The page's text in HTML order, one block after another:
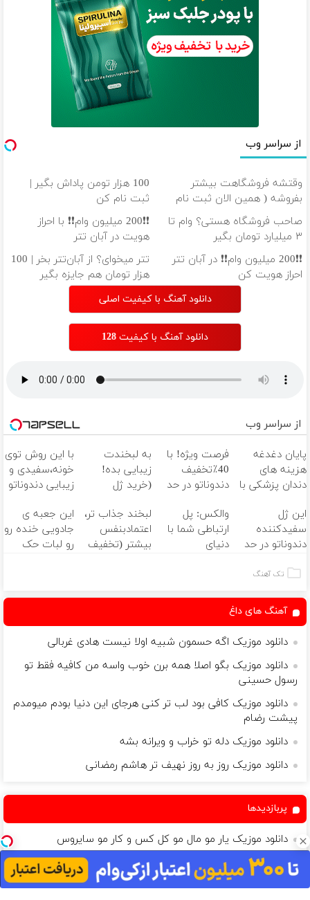
از سراسر وب
وقتشه فروشگاهت بیشتر
بفروشه ( همین الان ثبت نام
کن )
100 هزار تومن پاداش بگیر |
ثبت نام کن
صاحب فروشگاه هستی؟ وام تا
۳ میلیارد تومان بگیر
❗❗200 میلیون وام❗❗ با احراز
هویت در آبان تتر
❗❗200 میلیون وام❗❗ در آبان تتر
احراز هویت کن
تتر میخوای؟ از آبان‌تتر بخر | 100
هزار تومان هم جایزه بگیر
دانلود آهنگ با کیفیت اصلی
دانلود آهنگ با کیفیت 128
از سراسر وب
پایان دغدغه
هزینه های
دندان پزشکی با
کننده خانگی
فرصت ویژه! با
40٪تخفیف
دندوناتو در حد
سفید کن
به لبخندت
زیبایی بده!
(خرید ژل
دندان
با40%تخفیف)
با این روش توی
خونه،سفیدی و
زیبایی دندوناتو
(40%off)
این ژل
سفیدکننده
دندوناتو در حد
میکنه
والکس: پل
ارتباطی شما با
دنیای
لبخند جذاب تر،
اعتمادبنفس
بیشتر (تخفیف
این جعبه ی
جادویی خنده رو
رو لبات حک
تک آهنگ
آهنگ های داغ
دانلود موزیک اگه حسمون شبیه اولا نیست هادی غربالی
دانلود موزیک بگو اصلا همه برن خوب واسه من کافیه فقط تو
رسول حسینی
دانلود موزیک کافی بود لب تر کنی هرجای این‌ دنیا بودم‌ میومدم‌
پیشت رضام
دانلود موزیک دله تو خراب و ویرانه بشه
دانلود موزیک روز به روز نهیف تر هاشم رمضانی
پربازدیدها
دانلود موزیک یار مو مال مو کل کس و کار مو سایروس
دانلود گلچین آهنگ های بابک قادری
دانلود موزیک اگه مرد سفر باشه نمیره